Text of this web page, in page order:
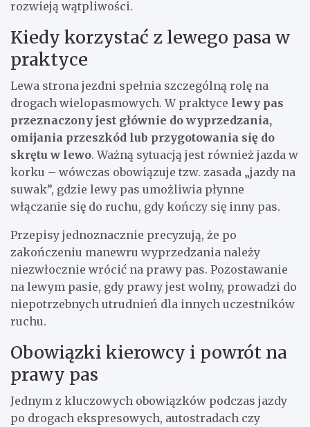
rozwieją wątpliwości.
Kiedy korzystać z lewego pasa w
praktyce
Lewa strona jezdni spełnia szczególną rolę na
drogach wielopasmowych. W praktyce lewy pas
przeznaczony jest głównie do wyprzedzania,
omijania przeszkód lub przygotowania się do
skrętu w lewo. Ważną sytuacją jest również jazda w
korku – wówczas obowiązuje tzw. zasada „jazdy na
suwak”, gdzie lewy pas umożliwia płynne
włączanie się do ruchu, gdy kończy się inny pas.
Przepisy jednoznacznie precyzują, że po
zakończeniu manewru wyprzedzania należy
niezwłocznie wrócić na prawy pas. Pozostawanie
na lewym pasie, gdy prawy jest wolny, prowadzi do
niepotrzebnych utrudnień dla innych uczestników
ruchu.
Obowiązki kierowcy i powrót na
prawy pas
Jednym z kluczowych obowiązków podczas jazdy
po drogach ekspresowych, autostradach czy